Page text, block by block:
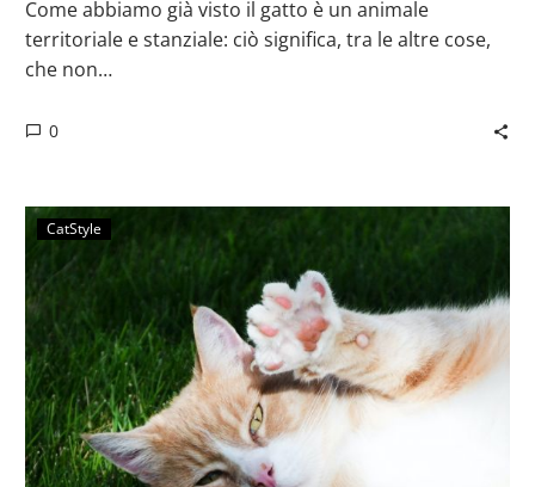
Come abbiamo già visto il gatto è un animale
territoriale e stanziale: ciò significa, tra le altre cose,
che non…
0
CatStyle